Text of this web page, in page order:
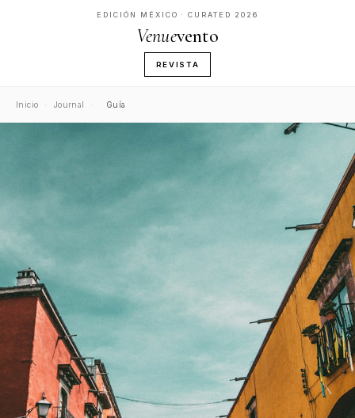
EDICIÓN MÉXICO · CURATED 2026
Venuevento
REVISTA
Inicio · Journal · Guía